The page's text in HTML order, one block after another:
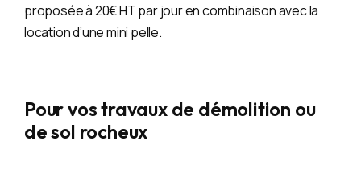
proposée à 20€ HT par jour en combinaison avec la
location d’une mini pelle.
Pour vos travaux de démolition ou
de sol rocheux